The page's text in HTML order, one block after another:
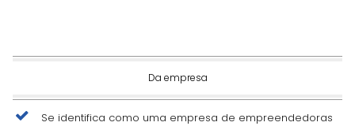
Da empresa
Se identifica como uma empresa de empreendedoras